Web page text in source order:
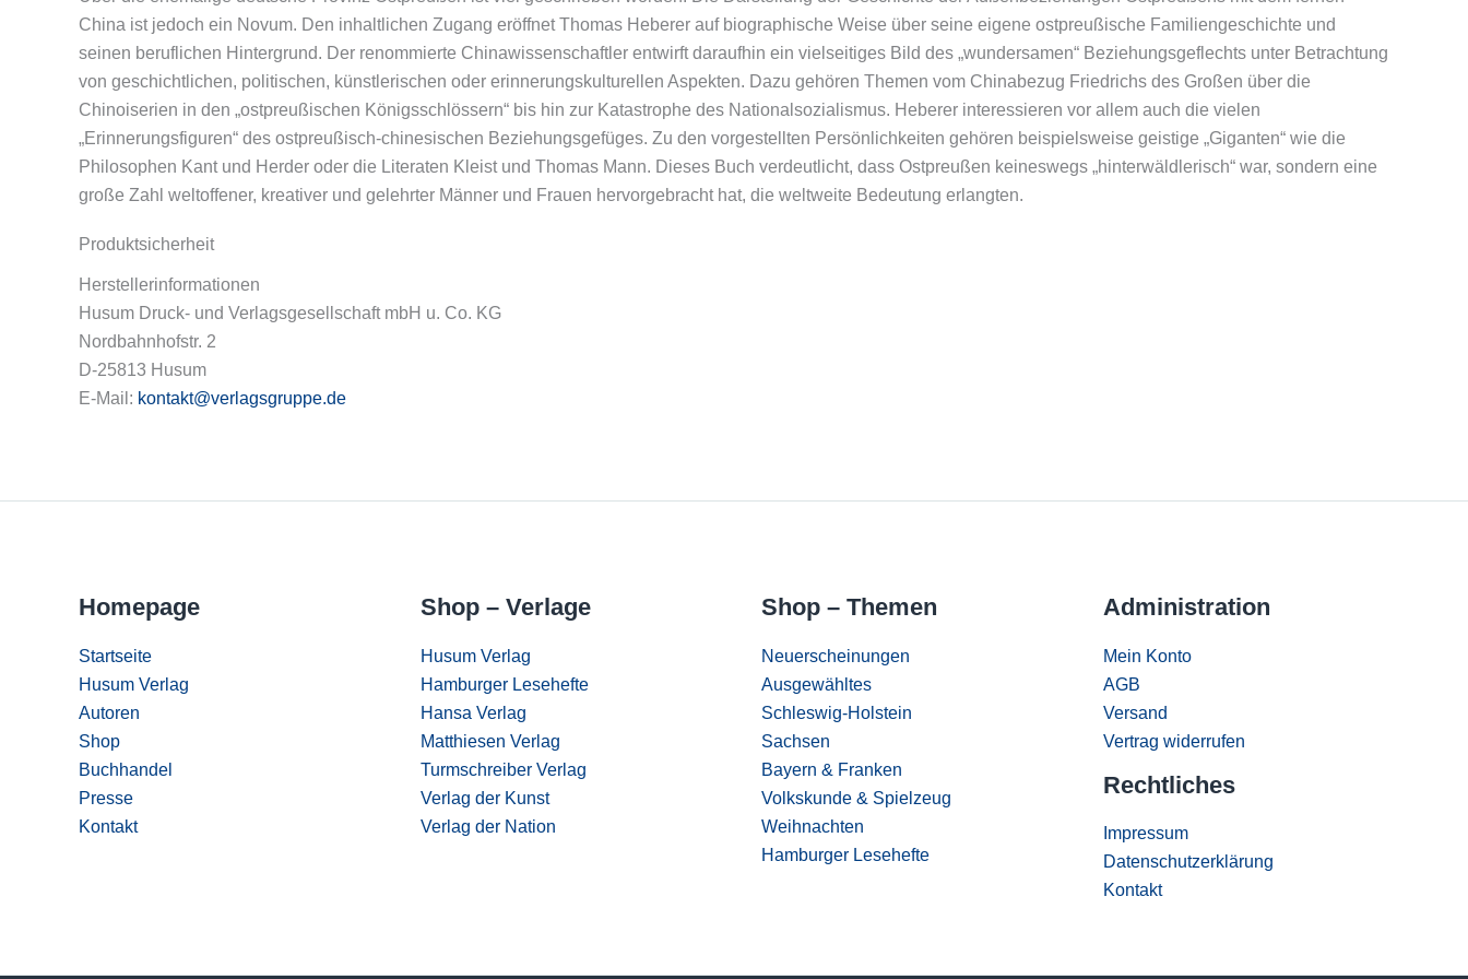
China ist jedoch ein Novum. Den inhaltlichen Zugang eröffnet Thomas Heberer auf biographische Weise über seine eigene ostpreußische Familiengeschichte und
seinen beruflichen Hintergrund. Der renommierte Chinawissenschaftler entwirft daraufhin ein vielseitiges Bild des „wundersamen“ Beziehungsgeflechts unter Betrachtung
von geschichtlichen, politischen, künstlerischen oder erinnerungskulturellen Aspekten. Dazu gehören Themen vom Chinabezug Friedrichs des Großen über die
Chinoiserien in den „ostpreußischen Königsschlössern“ bis hin zur Katastrophe des Nationalsozialismus. Heberer interessieren vor allem auch die vielen
„Erinnerungsfiguren“ des ostpreußisch-chinesischen Beziehungsgefüges. Zu den vorgestellten Persönlichkeiten gehören beispielsweise geistige „Giganten“ wie die
Philosophen Kant und Herder oder die Literaten Kleist und Thomas Mann. Dieses Buch verdeutlicht, dass Ostpreußen keineswegs „hinterwäldlerisch“ war, sondern eine
große Zahl weltoffener, kreativer und gelehrter Männer und Frauen hervorgebracht hat, die weltweite Bedeutung erlangten.
Produktsicherheit
Herstellerinformationen
Husum Druck- und Verlagsgesellschaft mbH u. Co. KG
Nordbahnhofstr. 2
D-25813 Husum
E-Mail: kontakt@verlagsgruppe.de
Homepage
Startseite
Husum Verlag
Autoren
Shop
Buchhandel
Presse
Kontakt
Shop – Verlage
Husum Verlag
Hamburger Lesehefte
Hansa Verlag
Matthiesen Verlag
Turmschreiber Verlag
Verlag der Kunst
Verlag der Nation
Shop – Themen
Neuerscheinungen
Ausgewähltes
Schleswig-Holstein
Sachsen
Bayern & Franken
Volkskunde & Spielzeug
Weihnachten
Hamburger Lesehefte
Administration
Mein Konto
AGB
Versand
Vertrag widerrufen
Rechtliches
Impressum
Datenschutzerklärung
Kontakt